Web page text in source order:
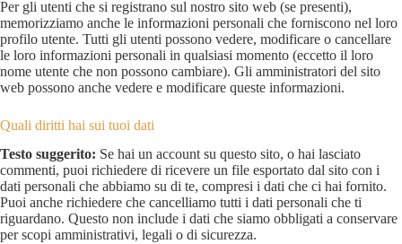
Per gli utenti che si registrano sul nostro sito web (se presenti),
memorizziamo anche le informazioni personali che forniscono nel loro
profilo utente. Tutti gli utenti possono vedere, modificare o cancellare
le loro informazioni personali in qualsiasi momento (eccetto il loro
nome utente che non possono cambiare). Gli amministratori del sito
web possono anche vedere e modificare queste informazioni.
Quali diritti hai sui tuoi dati
Testo suggerito: Se hai un account su questo sito, o hai lasciato
commenti, puoi richiedere di ricevere un file esportato dal sito con i
dati personali che abbiamo su di te, compresi i dati che ci hai fornito.
Puoi anche richiedere che cancelliamo tutti i dati personali che ti
riguardano. Questo non include i dati che siamo obbligati a conservare
per scopi amministrativi, legali o di sicurezza.